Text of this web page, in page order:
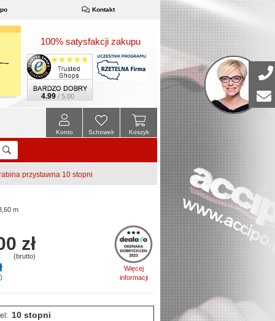
Kontakt
100% satysfakcji zakupu
4.99 / 5.00
Koszyk
Schowek
Konto
przystawna 10 stopni
m
Więcej
informacji
zł
(brutto)
10 stopni